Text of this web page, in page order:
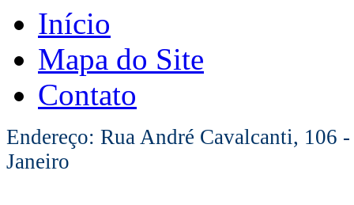
Início
Mapa do Site
Contato
Endereço: Rua André Cavalcanti, 106
Janeiro